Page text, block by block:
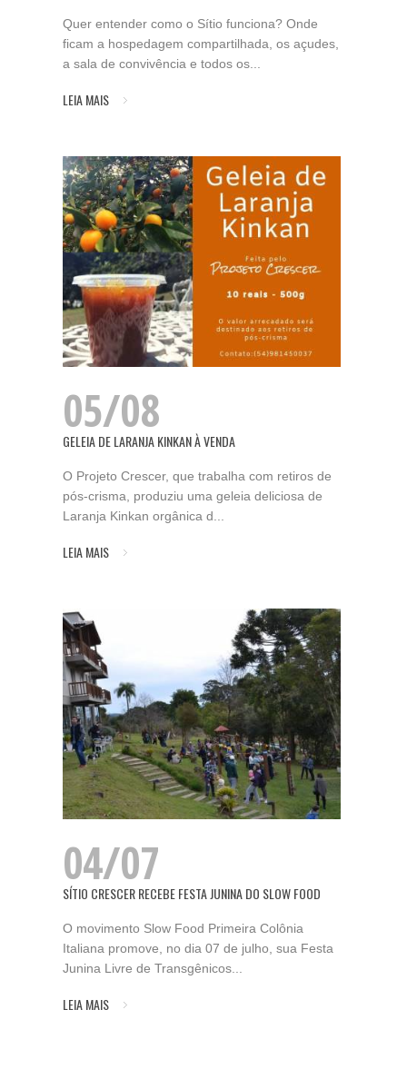
Quer entender como o Sítio funciona? Onde
ficam a hospedagem compartilhada, os açudes,
a sala de convivência e todos os...
LEIA MAIS
05/08
GELEIA DE LARANJA KINKAN À VENDA
O Projeto Crescer, que trabalha com retiros de
pós-crisma, produziu uma geleia deliciosa de
Laranja Kinkan orgânica d...
LEIA MAIS
04/07
SÍTIO CRESCER RECEBE FESTA JUNINA DO SLOW FOOD
O movimento Slow Food Primeira Colônia
Italiana promove, no dia 07 de julho, sua Festa
Junina Livre de Transgênicos...
LEIA MAIS